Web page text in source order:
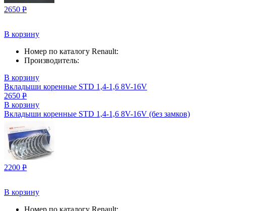
2650 Р
В корзину
Номер по каталогу Renault:
Производитель:
В корзину
Вкладыши коренные STD 1,4-1,6 8V-16V
2650 Р
В корзину
Вкладыши коренные STD 1,4-1,6 8V-16V (без замков)
2200 Р
В корзину